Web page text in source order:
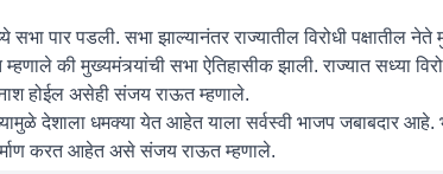
सभा पार पडली. सभा झाल्यानंतर राज्यातील विरोधी पक्षातील
की मुख्यमंत्र्यांची सभा ऐतिहासीक झाली. राज्यात सध्या
होईल असेही संजय राऊत म्हणाले.
देशाला धमक्या येत आहेत याला सर्वस्वी भाजप जबाबदार
करत आहेत असे संजय राऊत म्हणाले.